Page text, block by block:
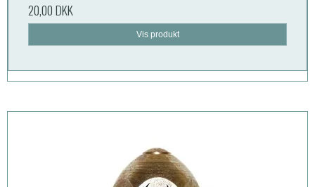
20,00 DKK
Vis produkt